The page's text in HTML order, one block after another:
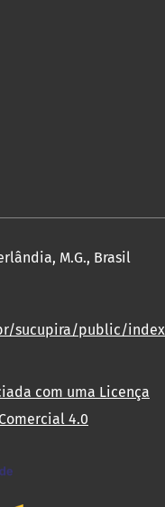
M.G., Brasil
sucupira/public/
com uma Licença
4.0